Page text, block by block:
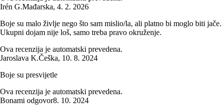
Irén G.Mađarska, 4. 2. 2026
Boje su malo življe nego što sam mislio/la, ali platno bi moglo biti jače.
Ukupni dojam nije loš, samo treba pravo okruženje.
Ova recenzija je automatski prevedena.
Jaroslava K.Češka, 10. 8. 2024
Boje su presvijetle
Ova recenzija je automatski prevedena.
Bonami odgovor8. 10. 2024